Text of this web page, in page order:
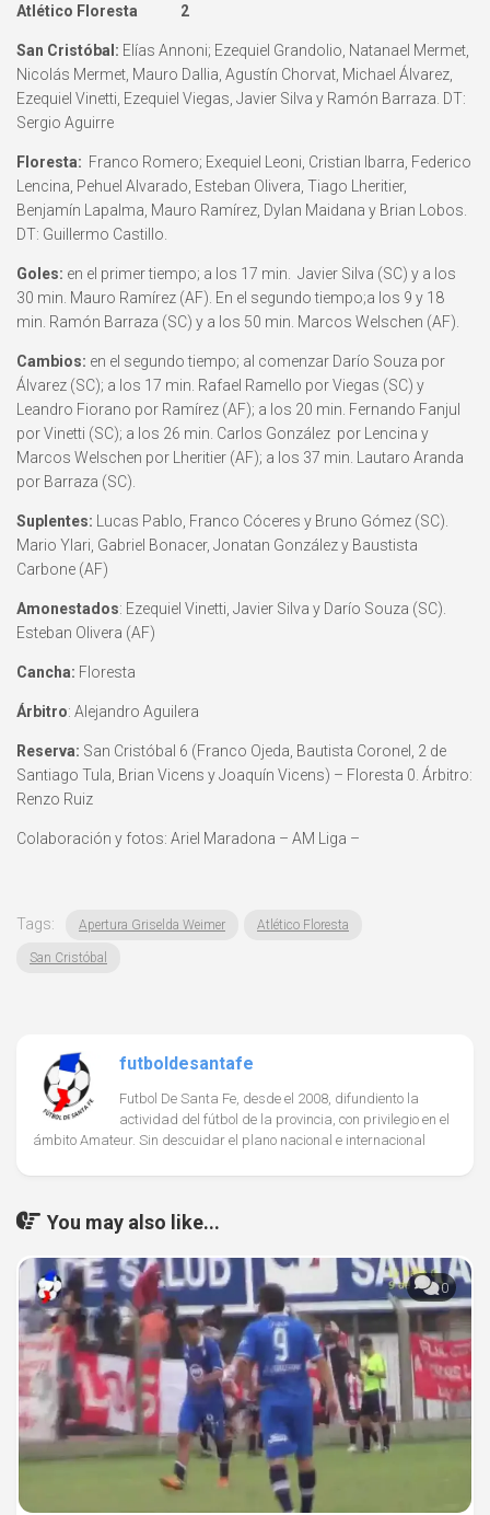
Atlético Floresta 2
San Cristóbal: Elías Annoni; Ezequiel Grandolio, Natanael Mermet,
Nicolás Mermet, Mauro Dallia, Agustín Chorvat, Michael Álvarez,
Ezequiel Vinetti, Ezequiel Viegas, Javier Silva y Ramón Barraza. DT:
Sergio Aguirre
Floresta: Franco Romero; Exequiel Leoni, Cristian Ibarra, Federico
Lencina, Pehuel Alvarado, Esteban Olivera, Tiago Lheritier,
Benjamín Lapalma, Mauro Ramírez, Dylan Maidana y Brian Lobos.
DT: Guillermo Castillo.
Goles: en el primer tiempo; a los 17 min. Javier Silva (SC) y a los
30 min. Mauro Ramírez (AF). En el segundo tiempo;a los 9 y 18
min. Ramón Barraza (SC) y a los 50 min. Marcos Welschen (AF).
Cambios: en el segundo tiempo; al comenzar Darío Souza por
Álvarez (SC); a los 17 min. Rafael Ramello por Viegas (SC) y
Leandro Fiorano por Ramírez (AF); a los 20 min. Fernando Fanjul
por Vinetti (SC); a los 26 min. Carlos González por Lencina y
Marcos Welschen por Lheritier (AF); a los 37 min. Lautaro Aranda
por Barraza (SC).
Suplentes: Lucas Pablo, Franco Cóceres y Bruno Gómez (SC).
Mario Ylari, Gabriel Bonacer, Jonatan González y Baustista
Carbone (AF)
Amonestados: Ezequiel Vinetti, Javier Silva y Darío Souza (SC).
Esteban Olivera (AF)
Cancha: Floresta
Árbitro: Alejandro Aguilera
Reserva: San Cristóbal 6 (Franco Ojeda, Bautista Coronel, 2 de
Santiago Tula, Brian Vicens y Joaquín Vicens) – Floresta 0. Árbitro:
Renzo Ruiz
Colaboración y fotos: Ariel Maradona – AM Liga –
Tags: Apertura Griselda Weimer Atlético Floresta
San Cristóbal
futboldesantafe
Futbol De Santa Fe, desde el 2008, difundiento la
actividad del fútbol de la provincia, con privilegio en el
ámbito Amateur. Sin descuidar el plano nacional e internacional
You may also like...
0